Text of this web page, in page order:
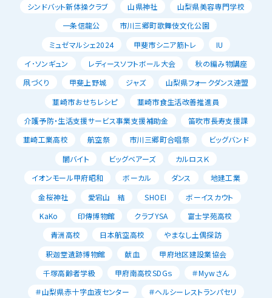
シンドバット新体操クラブ
山県神社
山梨県美容専門学校
一条信龍公
市川三郷町歌舞伎文化公園
ミュゼマルシェ2024
甲斐市シニア筋トレ
IU
イ･ソンギュン
レディースソフトボール大会
秋の編み物講座
凧づくり
甲斐上野城 ジャズ
山梨県フォークダンス連盟
韮崎市おせちレシピ
韮崎市食生活改善推進員
介護予防・生活支援サービス事業支援補助金
笛吹市長寿支援課
韮崎工業高校
航空祭 市川三郷町合唱祭
ビッグバンド
闇バイト
ビッグベアーズ
カルロスＫ
イオンモール甲府昭和
ボーカル ダンス
地建工業
金桜神社
愛宕山 結 SHOEI
ボーイスカウト
KaKo
印傳博物館 クラブYSA
富士学苑高校
青洲高校
日本航空高校
やまなし土偶探訪
釈迦堂遺跡博物館
献血
甲府地区建設業協会
千塚高齢者学級
甲府南高校SDGｓ
＃Mｙwさん
＃山梨県赤十字血液センター
＃ヘルシーレストランパセリ